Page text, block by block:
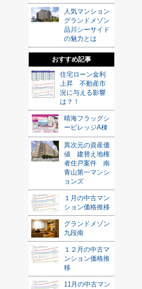
人気マンション
グランドメゾン
品川シーサイド
の魅力とは
おすすめ記事
住宅ローン金利
上昇 不動産市
況に与える影響
は？！
晴海フラッグシ
ービレッジA棟
異次元の資産価
値 建替え地権
者住戸案件 南
青山第一マンシ
ョンズ
１月の中古マン
ション価格推移
グランドメゾン
九段南
１２月の中古マ
ンション価格推
移
11月の中古マン